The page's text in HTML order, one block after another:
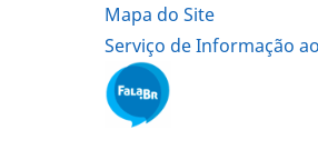
Mapa do Site
Serviço de Informação